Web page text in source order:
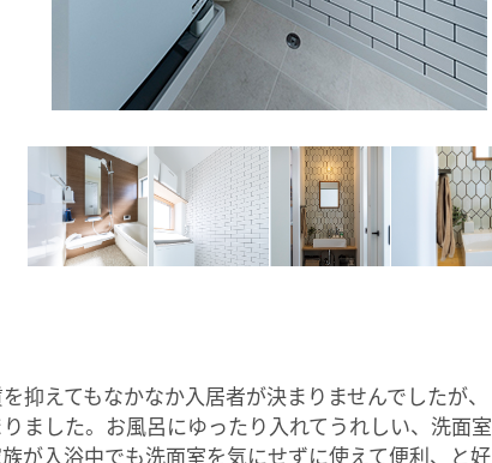
抑えてもなかなか入居者が決まりませんでしたが、
ました。お風呂にゆったり入れてうれしい、洗面室
が入浴中でも洗面室を気にせずに使えて便利、と好